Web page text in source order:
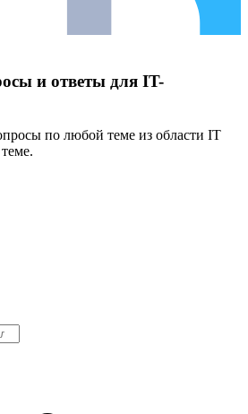
и ответы для IT-
по любой теме из области IT